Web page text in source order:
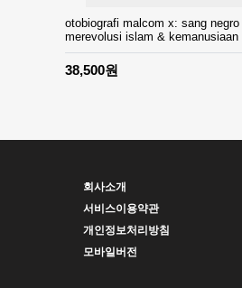
otobiografi malcom x: sang negro
merevolusi islam & kemanusiaan
38,500원
회사소개
서비스이용약관
개인정보처리방침
모바일버전